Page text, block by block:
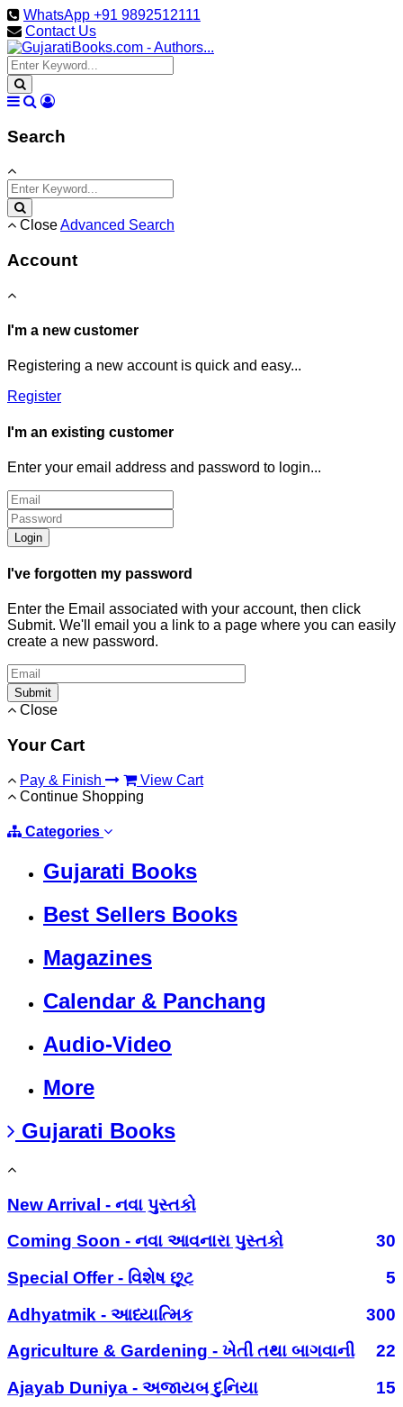
WhatsApp +91 9892512111
Contact Us
Search
CloseAdvanced Search
Account
I'm a new customer
Registering a new account is quick and easy...
Register
I'm an existing customer
Enter your email address and password to login...
Login
I've forgotten my password
Enter the Email associated with your account, then click
Submit. We'll email you a link to a page where you can easily
create a new password.
Submit
Close
Your Cart
Pay & Finish
View Cart
Continue Shopping
Categories
Gujarati Books
Best Sellers Books
Magazines
Calendar & Panchang
Audio-Video
More
Gujarati Books
New Arrival - નવા પુસ્તકો
Coming Soon - નવા આવનારા પુસ્તકો
30
Special Offer - વિશેષ છૂટ
5
Adhyatmik - આધ્યાત્મિક
300
Agriculture & Gardening - ખેતી તથા બાગવાની
22
Ajayab Duniya - અજાયબ દુનિયા
15